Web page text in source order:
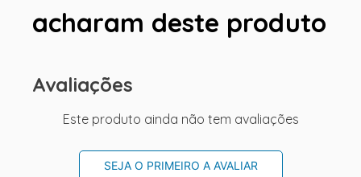
acharam deste produto
Avaliações
Este produto ainda não tem avaliações
SEJA O PRIMEIRO A AVALIAR